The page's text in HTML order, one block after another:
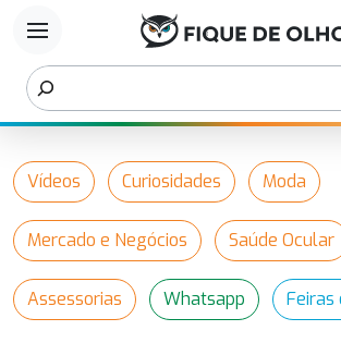
menu
Vídeos Curiosidades Moda
Mercado e Negócios Saúde Ocular
Assessorias Whatsapp Feiras